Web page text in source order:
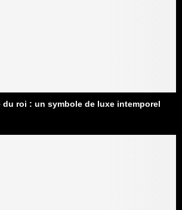
roi : un symbole de luxe intemporel